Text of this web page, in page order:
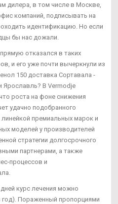
дилера, в том числе в Москве,
компаний, подписывать на
идентификацию. Но если
бы нас дожали.
отказался в таких
и его уже почти вычеркнули из
150 доставка Сортавала -
Ярославль? В Vermodje
роста на фоне снижения
удачно подобранного
премиальных марок и
моделей у производителей
стратегии долгосрочного
партнерами, а также
процессов и
курс лечения можно
Пораженный пропорциями